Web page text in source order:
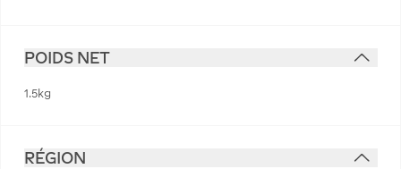
POIDS NET
1.5kg
RÉGION